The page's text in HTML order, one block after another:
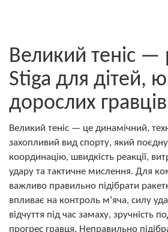
Великий теніс —
Stiga для дітей,
дорослих гравців
Великий теніс — це динамічний,
захопливий вид спорту, який
координацію, швидкість реакції,
удару та тактичне мислення. Для
важливо правильно підібрати
впливає на контроль м’яча, силу
відчуття під час замаху, зручність
прогрес гравця. Неправильно